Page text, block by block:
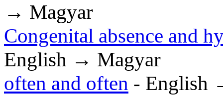
→ Magyar
Congenital absence and
English → Magyar
often and often - English